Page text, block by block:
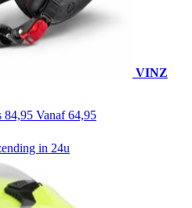
VINZ
84,95 Vanaf 64,95
in 24u